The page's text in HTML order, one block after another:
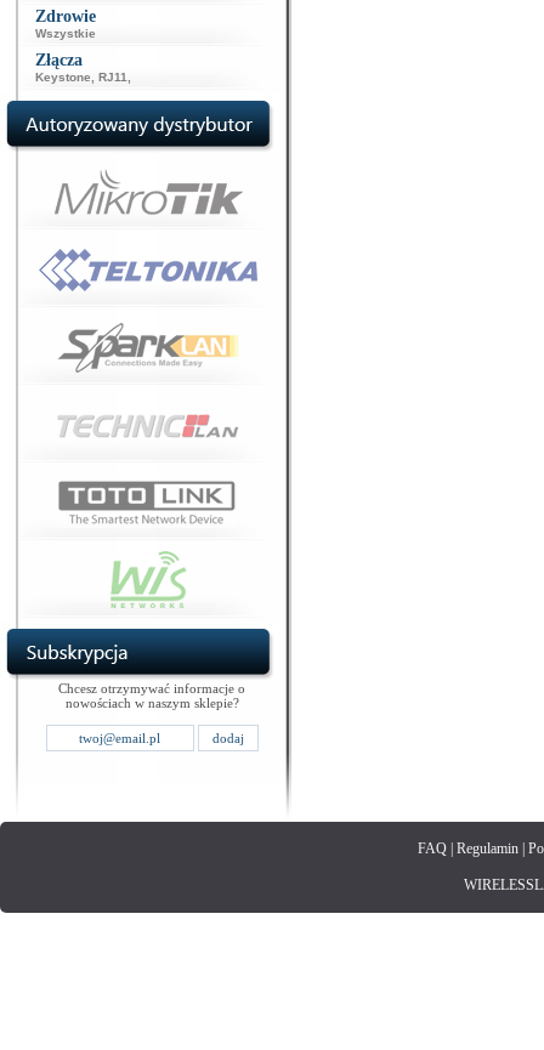
Zdrowie
Wszystkie
Złącza
Keystone RJ11
Chcesz otrzymywać informacje o
nowościach w naszym sklepie?
FAQ| Regulamin|